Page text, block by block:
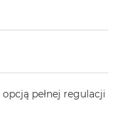
pełnej regulacji